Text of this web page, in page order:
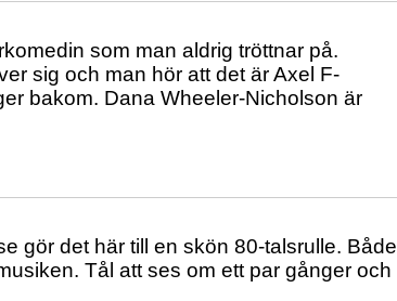
som man aldrig tröttnar på.
sig och man hör att det är Axel F-
bakom. Dana Wheeler-Nicholson är
gör det här till en skön 80-talsrulle. Både
Tål att ses om ett par gånger och